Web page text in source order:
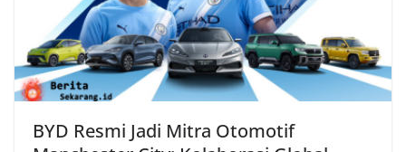
BYD Resmi Jadi Mitra Otomotif